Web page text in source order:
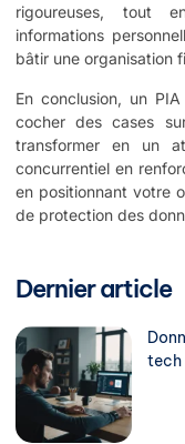
rigoureuses, tout
informations
bâtir une organisation
En conclusion, un
cocher des cases
transformer en un
concurrentiel en
en positionnant votre
de protection des
Dernier article
tech